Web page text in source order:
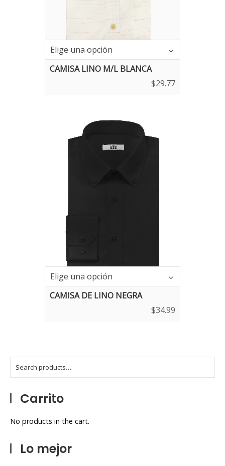
Carrito
No products in the cart.
Lo mejor
Elige una opción
Talla
CAMISA LINO M/L BLANCA
$29.77
Elige una opción
Talla
CAMISA DE LINO NEGRA
$34.99